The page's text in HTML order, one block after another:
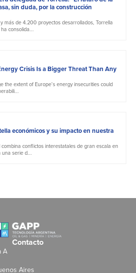
sin duda, por la construcción
más de 4.200 proyectos desarrollados, Torrella
consolida...
Crisis Is a Bigger Threat Than Any
the extent of Europe’s energy insecurities could
económicos y su impacto en nuestra
conflictos interestatales de gran escala en
una serie d...
Contacto
A
Aires